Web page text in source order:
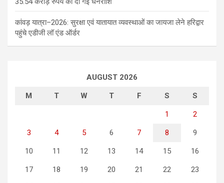
कांवड़ यात्रा–2026: सुरक्षा एवं यातायात व्यवस्थाओं का जायजा लेने हरिद्वार
पहुंचे एडीजी लॉ एंड ऑर्डर
AUGUST 2026
M T W T F S S
1 2
3 4 5 6 7 8 9
10 11 12 13 14 15 16
17 18 19 20 21 22 23